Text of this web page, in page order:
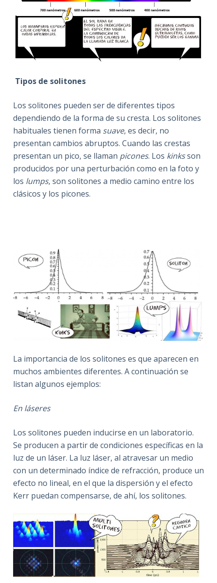
Tipos de solitones
Los solitones pueden ser de diferentes tipos
dependiendo de la forma de su cresta. Los solitones
habituales tienen forma suave, es decir, no
presentan cambios abruptos. Cuando las crestas
presentan un pico, se llaman picones. Los kinksson
producidos por una perturbación como en la foto y
los lumps, son solitones a medio camino entre los
clásicos y los picones.
La importancia de los solitones es que aparecen en
muchos ambientes diferentes. A continuación se
listan algunos ejemplos:
En láseres
Los solitones pueden inducirse en un laboratorio.
Se producen a partir de condiciones específicas en la
luz de un láser. La luz láser, al atravesar un medio
con un determinado índice de refracción, produce un
efecto no lineal, en el que la dispersión y el efecto
Kerr puedan compensarse, de ahí, los solitones.